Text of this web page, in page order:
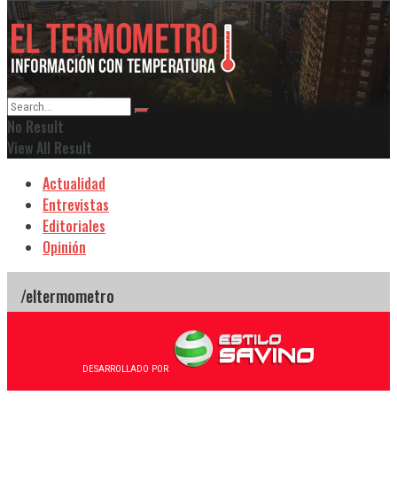
No Result
View All Result
Actualidad
Entrevistas
Editoriales
Opinión
DESARROLLADO POR